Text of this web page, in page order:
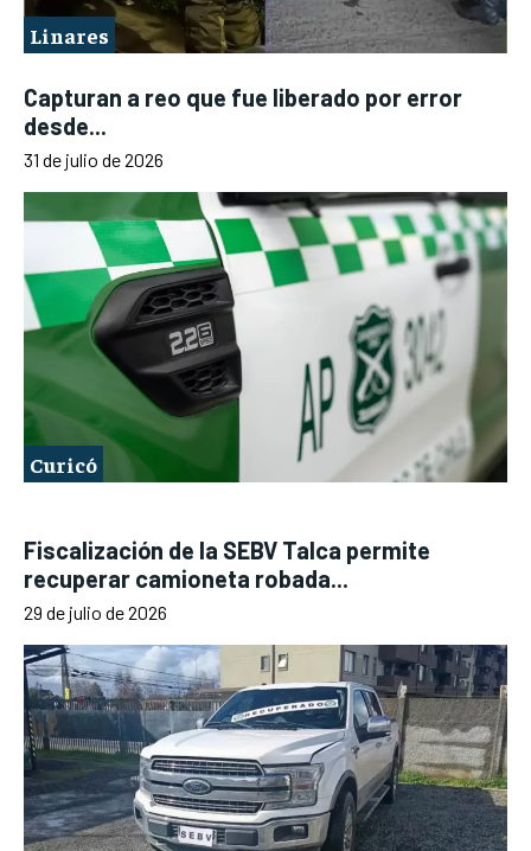
Linares
Capturan a reo que fue liberado por error
desde...
31 de julio de 2026
Curicó
Fiscalización de la SEBV Talca permite
recuperar camioneta robada...
29 de julio de 2026